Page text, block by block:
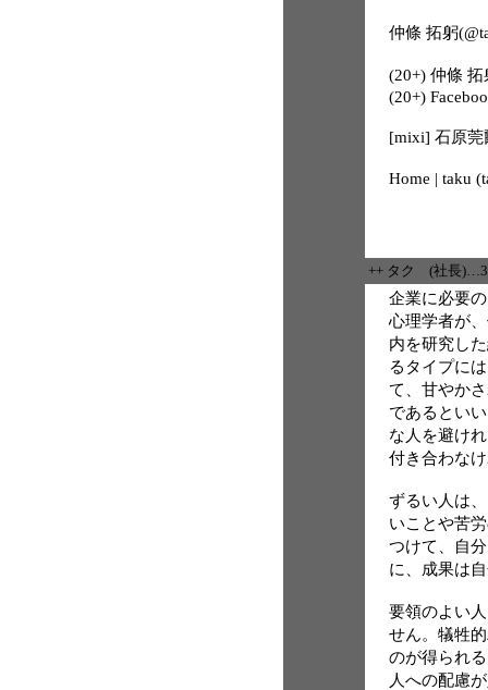
仲條 拓躬
(20+) 仲條 拓
(20+)
[mixi] 石原莞
Home | taku
++ タク (社長
企業に必要
心理学者が
内を研究し
るタイプに
て、甘やか
であるとい
な人を避け
付き合わな
ずるい人は
いことや苦
つけて、自
に、成果は
要領のよい
せん。犠牲
のが得られ
人への配慮